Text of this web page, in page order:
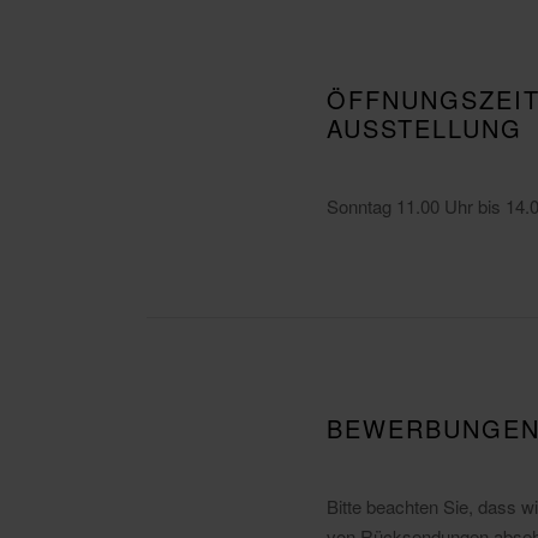
AUSSTELLUNG
Sonntag 11.00 Uhr bis
BEWERBUNGEN
Bitte beachten Sie, dass